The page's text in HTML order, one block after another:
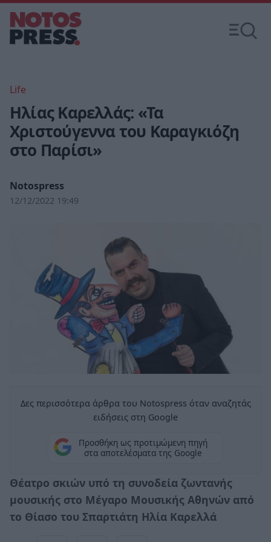
Life
Ηλίας Καρελλάς: «Τα
Χριστούγεννα του Καραγκιόζη
στο Παρίσι»
Notospress
12/12/2022 19:49
Δες περισσότερα άρθρα του Notospress όταν αναζητάς
ειδήσεις στη Google
Προσθήκη ως προτιμώμενη πηγή
στα αποτελέσματα της Google
Θέατρο σκιών υπό τη συνοδεία ζωντανής
μουσικής στο Μέγαρο Μουσικής Αθηνών από
το Θίασο του Σπαρτιάτη Ηλία Καρελλά